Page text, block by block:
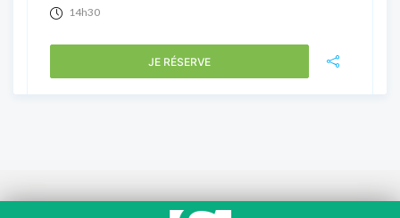
14h30
JE RÉSERVE